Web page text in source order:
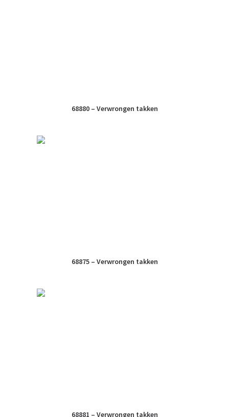
68880 – Verwrongen takken
68875 – Verwrongen takken
68881 – Verwrongen takken